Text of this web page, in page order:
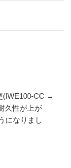
(IWE100-CC →
久性が上が
になりまし